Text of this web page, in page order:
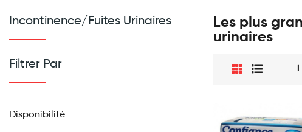
Incontinence/fuites Urinaires
Filtrer Par
Disponibilité
Les plus
urinaires